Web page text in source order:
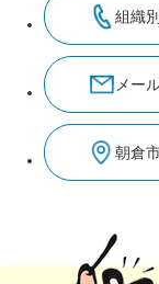
組織
メー
朝倉